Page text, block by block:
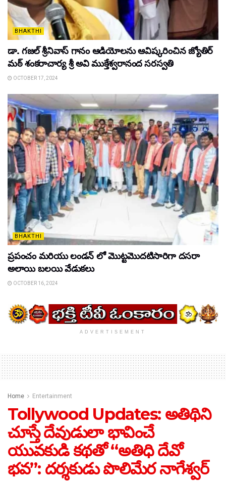
BHAKTHI
డా. గజల్ శ్రీనివాస్ గానం ఆడియోలను ఆవిష్కరించిన జ్యోతిర్
మఠ్ శంకరాచార్య శ్రీ అవి ముక్తేశ్వరానంద సరస్వతి
OCTOBER 17, 2024
BHAKTHI
ప్రపంచం మరియు లండన్ లో మొట్టమొదటిసారిగా దసరా
అలాయి బలయి వేడుకలు
OCTOBER 16, 2024
ADVERTISEMENT
Home Entertainment
Tollywood Updates: అతిథిని
చూస్తే దేవుడులా భావించే
యువ‌కుడి క‌థ‌తో “అతిధి దేవో
భవ”: ద‌ర్శ‌కుడు పొలిమేర నాగేశ్వర్